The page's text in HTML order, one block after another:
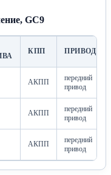
GC9
КПП ПРИВОД
АКПП
передний
привод
АКПП
передний
привод
АКПП
передний
привод